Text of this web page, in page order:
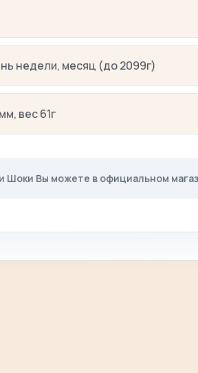
недели, месяц (до 2099г)
вес 61г
Шоки Вы можете в официальном